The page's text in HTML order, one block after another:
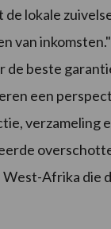
lokale
van
beste
een
verzameling
Afrika die